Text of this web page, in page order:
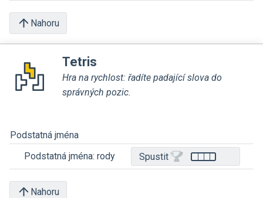
Nahoru
Tetris
Hra na rychlost: řadíte padající slova do
správných pozic.
Podstatná jména
Podstatná jména: rody
Spustit
Nahoru